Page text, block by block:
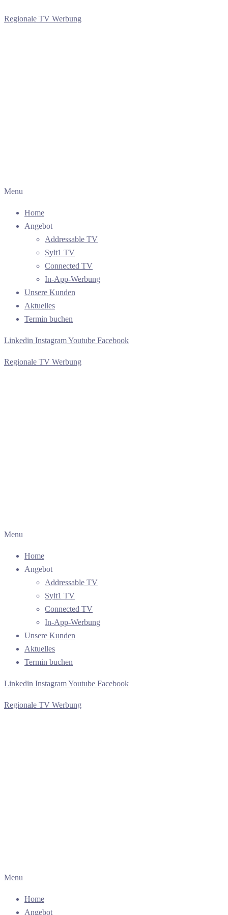
Regionale TV Werbung
Menu
Home
Angebot
Addressable TV
Sylt1 TV
Connected TV
In-App-Werbung
Unsere Kunden
Aktuelles
Termin buchen
Linkedin InstagramYoutube Facebook
Regionale TV Werbung
Menu
Home
Angebot
Addressable TV
Sylt1 TV
Connected TV
In-App-Werbung
Unsere Kunden
Aktuelles
Termin buchen
Linkedin InstagramYoutube Facebook
Regionale TV Werbung
Menu
Home
Angebot